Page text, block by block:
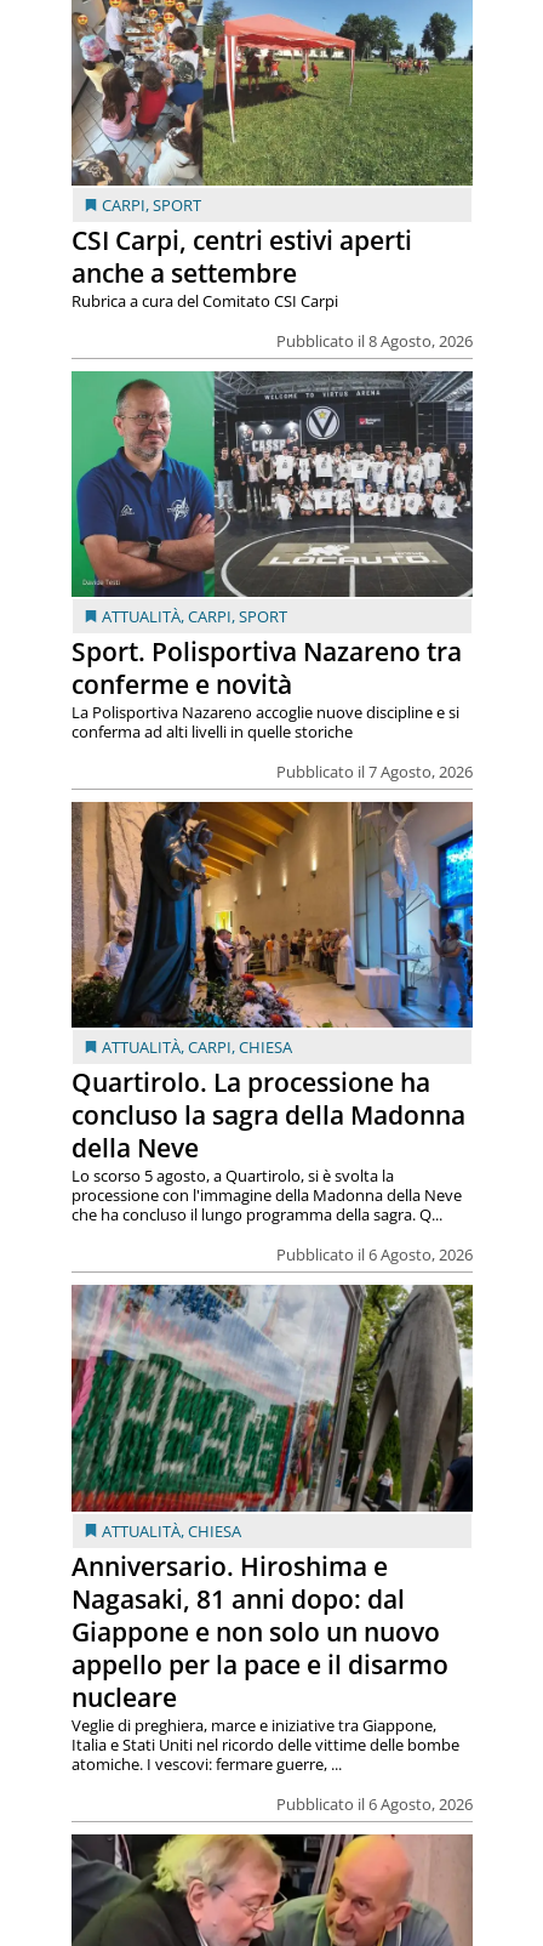
CARPI,SPORT
CSI Carpi, centri estivi aperti
anche a settembre
Pubblicato il 8 Agosto, 2026
Rubrica a cura del Comitato CSI Carpi
ATTUALITÀ,CARPI,SPORT
Sport. Polisportiva Nazareno tra
conferme e novità
Pubblicato il 7 Agosto, 2026
La Polisportiva Nazareno accoglie nuove discipline e si
conferma ad alti livelli in quelle storiche
ATTUALITÀ,CARPI,CHIESA
Quartirolo. La processione ha
concluso la sagra della Madonna
della Neve
Pubblicato il 6 Agosto, 2026
Lo scorso 5 agosto, a Quartirolo, si è svolta la
processione con l'immagine della Madonna della Neve
che ha concluso il lungo programma della sagra. Q...
ATTUALITÀ,CHIESA
Anniversario. Hiroshima e
Nagasaki, 81 anni dopo: dal
Giappone e non solo un nuovo
appello per la pace e il disarmo
nucleare
Pubblicato il 6 Agosto, 2026
Veglie di preghiera, marce e iniziative tra Giappone,
Italia e Stati Uniti nel ricordo delle vittime delle bombe
atomiche. I vescovi: fermare guerre, ...